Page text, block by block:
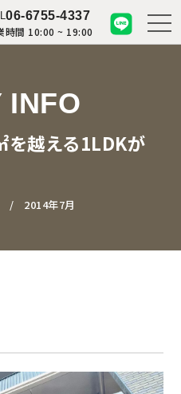
06-6755-4337
時間 10:00 ~ 19:00
INFO
を越える1LDKが
2014年7月